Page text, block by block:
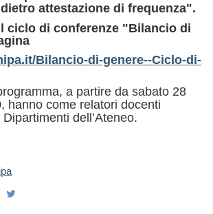
attestazione di frequenza".
ciclo di conferenze "Bilancio di
Bilancio-di-genere--Ciclo-di-
a partire da sabato 28
hanno come relatori docenti
dell’Ateneo.